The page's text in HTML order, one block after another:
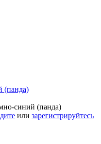
(панда)
синий (панда)
или зарегистрируйтесь